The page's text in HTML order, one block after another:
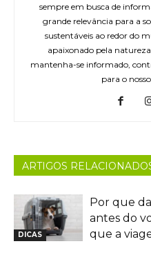
sempre em busca de
grande relevância para a
sustentáveis ao redor do
apaixonado pela
mantenha-se informado,
para o
ARTIGOS
DICAS
Por que
antes do
que a